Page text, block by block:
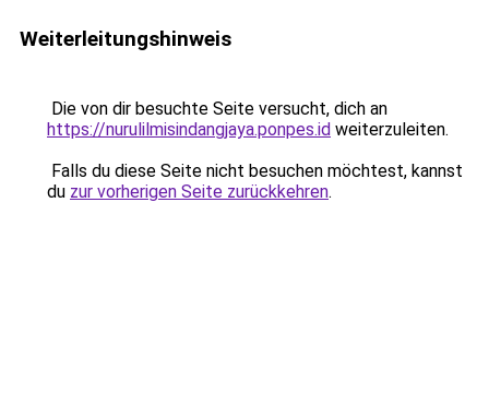
Weiterleitungshinweis
Die von dir besuchte Seite versucht, dich an
https://nurulilmisindangjaya.ponpes.id weiterzuleiten.
Falls du diese Seite nicht besuchen möchtest, kannst
du zur vorherigen Seite zurückkehren.